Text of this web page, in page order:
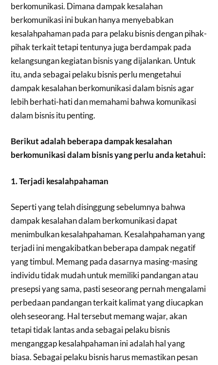
berkomunikasi. Dimana dampak kesalahan
berkomunikasi ini bukan hanya menyebabkan
kesalahpahaman pada para pelaku bisnis dengan pihak-
pihak terkait tetapi tentunya juga berdampak pada
kelangsungan kegiatan bisnis yang dijalankan. Untuk
itu, anda sebagai pelaku bisnis perlu mengetahui
dampak kesalahan berkomunikasi dalam bisnis agar
lebih berhati-hati dan memahami bahwa komunikasi
dalam bisnis itu penting.
Berikut adalah beberapa dampak kesalahan
berkomunikasi dalam bisnis yang perlu anda ketahui:
1. Terjadi kesalahpahaman
Seperti yang telah disinggung sebelumnya bahwa
dampak kesalahan dalam berkomunikasi dapat
menimbulkan kesalahpahaman. Kesalahpahaman yang
terjadi ini mengakibatkan beberapa dampak negatif
yang timbul. Memang pada dasarnya masing-masing
individu tidak mudah untuk memiliki pandangan atau
presepsi yang sama, pasti seseorang pernah mengalami
perbedaan pandangan terkait kalimat yang diucapkan
oleh seseorang. Hal tersebut memang wajar, akan
tetapi tidak lantas anda sebagai pelaku bisnis
menganggap kesalahpahaman ini adalah hal yang
biasa. Sebagai pelaku bisnis harus memastikan pesan